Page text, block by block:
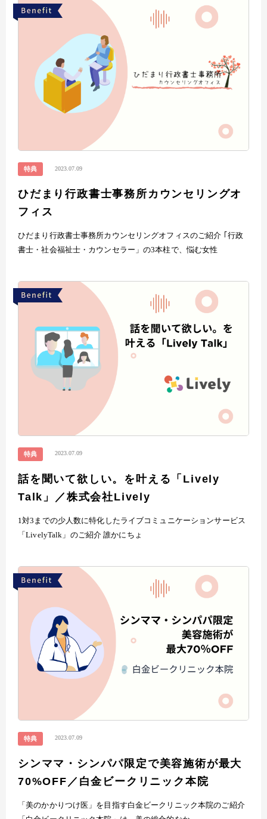
特典 2023.07.09
ひだまり行政書士事務所カウンセリングオ
フィス
ひだまり行政書士事務所カウンセリングオフィスのご紹介 ｢行政
書士・社会福祉士・カウンセラー」の3本柱で、悩む女性
特典 2023.07.09
話を聞いて欲しい。を叶える「Lively
Talk」／株式会社Lively
1対3までの少人数に特化したライブコミュニケーションサービス
「LivelyTalk」のご紹介 誰かにちょ
特典 2023.07.09
シンママ・シンパパ限定で美容施術が最大
70%OFF／白金ビークリニック本院
「美のかかりつけ医」を目指す白金ビークリニック本院のご紹介